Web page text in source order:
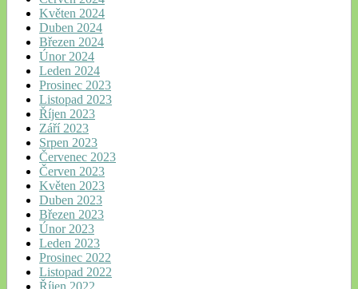
Květen 2024
Duben 2024
Březen 2024
Únor 2024
Leden 2024
Prosinec 2023
Listopad 2023
Říjen 2023
Září 2023
Srpen 2023
Červenec 2023
Červen 2023
Květen 2023
Duben 2023
Březen 2023
Únor 2023
Leden 2023
Prosinec 2022
Listopad 2022
Říjen 2022